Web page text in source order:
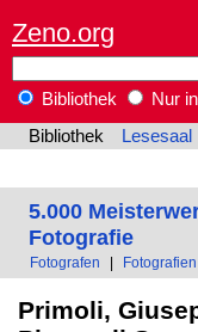
Zeno.org
Bibliothek
Nur
Bibliothek
Lesesaal
5.000
Fotografie
Fotografen Fotografien
Primoli,